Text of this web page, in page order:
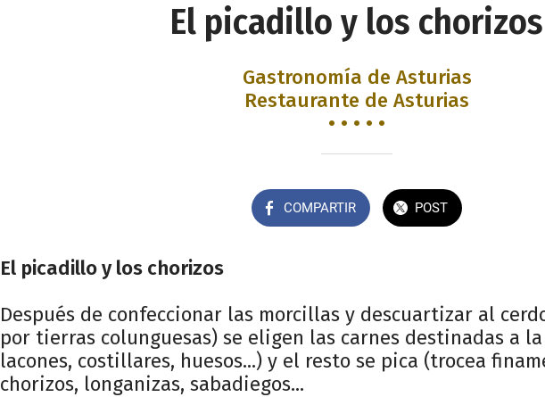
El picadillo y los chorizos
Gastronomía de Asturias
Restaurante de Asturias
• • • • •
COMPARTIR POST
El picadillo y los chorizos
Después de confeccionar las morcillas y descuartizar al
por tierras colunguesas) se eligen las carnes destinadas a
lacones, costillares, huesos...) y el resto se pica (trocea
chorizos, longanizas, sabadiegos...